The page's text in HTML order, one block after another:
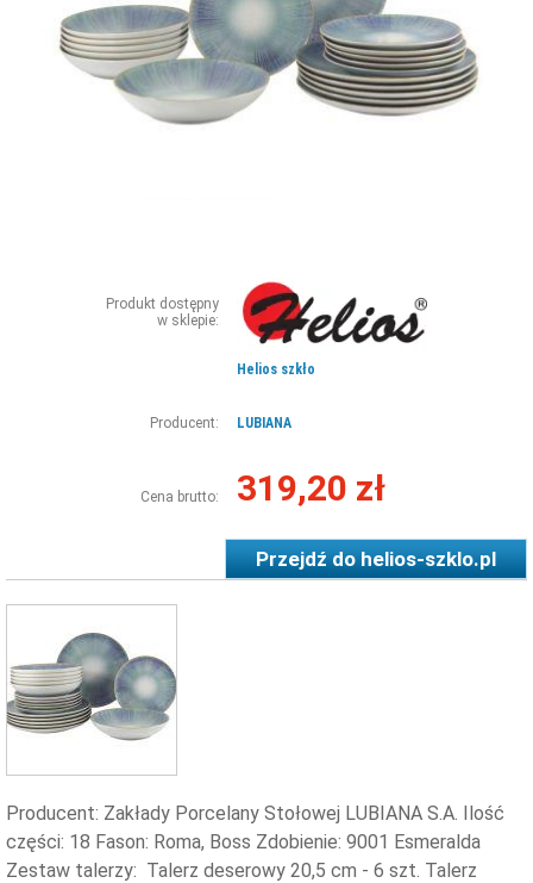
Produkt dostępny
w sklepie:
Helios szkło
Producent: LUBIANA
Cena brutto: 319,20 zł
Przejdź dohelios-szklo.pl
Producent: Zakłady Porcelany Stołowej LUBIANA S.A. Ilość
części: 18 Fason: Roma, Boss Zdobienie: 9001 Esmeralda
Zestaw talerzy: Talerz deserowy 20,5 cm - 6 szt. Talerz